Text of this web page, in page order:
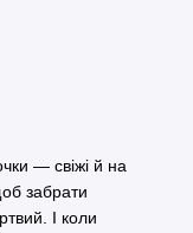
— свіжі й на
забрати
І коли